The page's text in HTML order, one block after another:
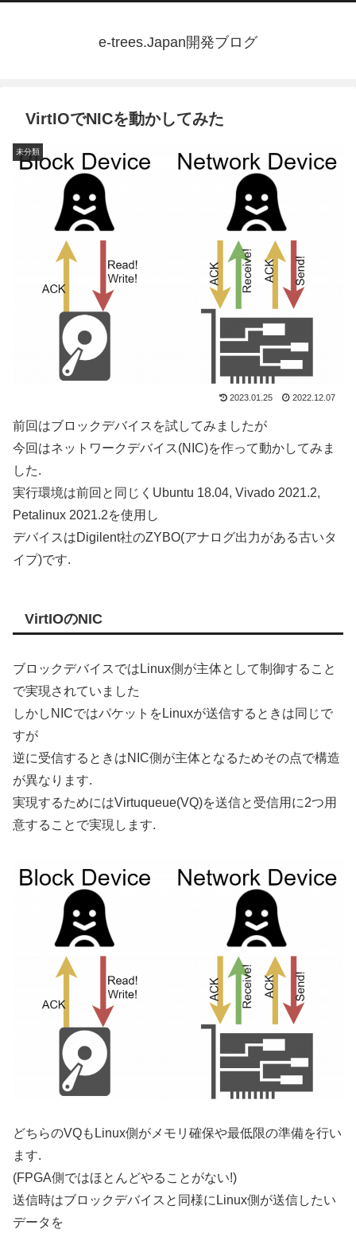
e-trees.Japan開発ブログ
VirtIOでNICを動かしてみた
未分類
2023.01.25 2022.12.07
前回はブロックデバイスを試してみましたが
今回はネットワークデバイス(NIC)を作って動かしてみま
した.
実行環境は前回と同じくUbuntu 18.04, Vivado 2021.2,
Petalinux 2021.2を使用し
デバイスはDigilent社のZYBO(アナログ出力がある古いタ
イプ)です.
VirtIOのNIC
ブロックデバイスではLinux側が主体として制御すること
で実現されていました
しかしNICではパケットをLinuxが送信するときは同じで
すが
逆に受信するときはNIC側が主体となるためその点で構造
が異なります.
実現するためにはVirtuqueue(VQ)を送信と受信用に2つ用
意することで実現します.
どちらのVQもLinux側がメモリ確保や最低限の準備を行い
ます.
(FPGA側ではほとんどやることがない!)
送信時はブロックデバイスと同様にLinux側が送信したい
データを